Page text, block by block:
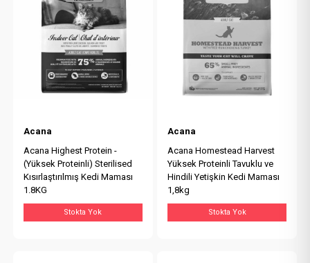
Acana
Acana Highest Protein -
(Yüksek Proteinli) Sterilised
Kısırlaştırılmış Kedi Maması
1.8KG
Stokta Yok
Acana
Acana Homestead Harvest
Yüksek Proteinli Tavuklu ve
Hindili Yetişkin Kedi Maması
1,8kg
Stokta Yok